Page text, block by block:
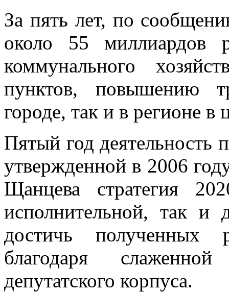
За пять лет, по
около 55 миллиардов
коммунального
пунктов, повышению
городе, так и в регионе в
Пятый год деятельность
утвержденной в 2006
Щанцева стратегия
исполнительной, так и
достичь полученных
благодаря
депутатского корпуса.